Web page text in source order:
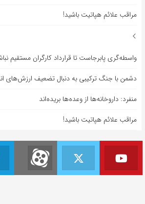
مراقب علائم هپاتیت باشید!
واسطه‌گری پابرجاست تا قرارداد کارگران مستقیم
دشمن با جنگ ترکیبی به دنبال تضعیف ارزش‌های
منفرد: داروخانه‌ها از وعده‌ها بریده‌اند
مراقب علائم هپاتیت باشید!